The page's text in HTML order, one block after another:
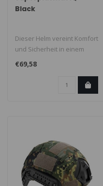
Black
Dieser Helm vereint Komfort
und Sicherheit in einem
stilvollen Design. Mit einem..
€69,58